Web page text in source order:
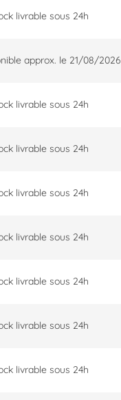
livrable sous 24h
approx. le 21/08/2026
livrable sous 24h
livrable sous 24h
livrable sous 24h
livrable sous 24h
livrable sous 24h
livrable sous 24h
livrable sous 24h